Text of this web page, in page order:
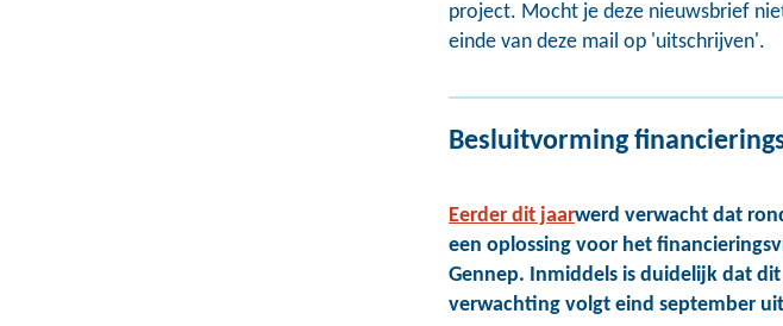
project. Mocht je deze nieuwsbrief
einde van deze mail op 'uitschrijven'.
Besluitvorming
Eerder dit jaarwerd verwacht dat
een oplossing voor het
Gennep. Inmiddels is duidelijk dat
verwachting volgt eind september